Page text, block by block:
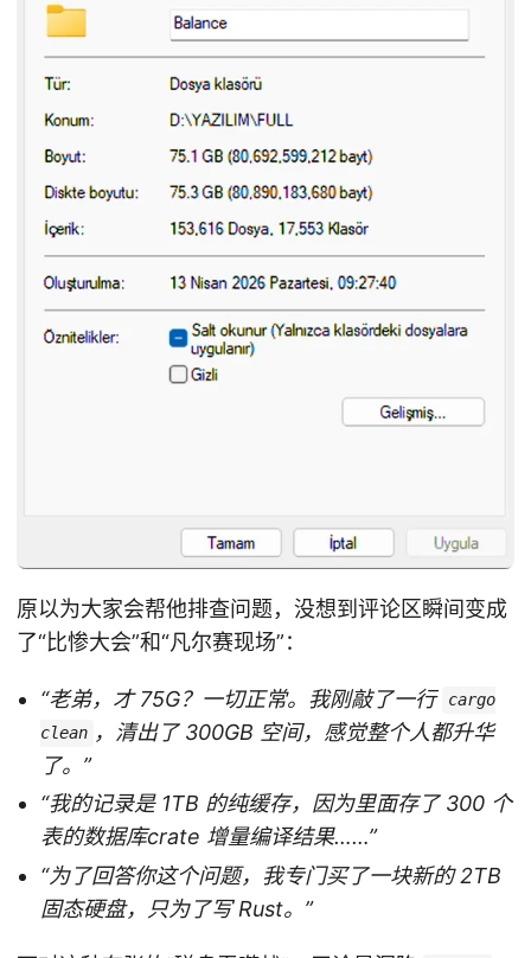
原以为大家会帮他排查问题，没想到评论区瞬间变成
了“比惨大会”和“凡尔赛现场”：
“老弟，才 75G？一切正常。我刚敲了一行 cargo
clean ，清出了 300GB 空间，感觉整个人都升华
了。”
“我的记录是 1TB 的纯缓存，因为里面存了 300 个
表的数据库crate 增量编译结果……”
“为了回答你这个问题，我专门买了一块新的 2TB
固态硬盘，只为了写 Rust。”